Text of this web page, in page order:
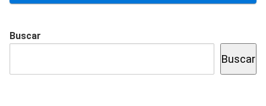
Buscar
Buscar